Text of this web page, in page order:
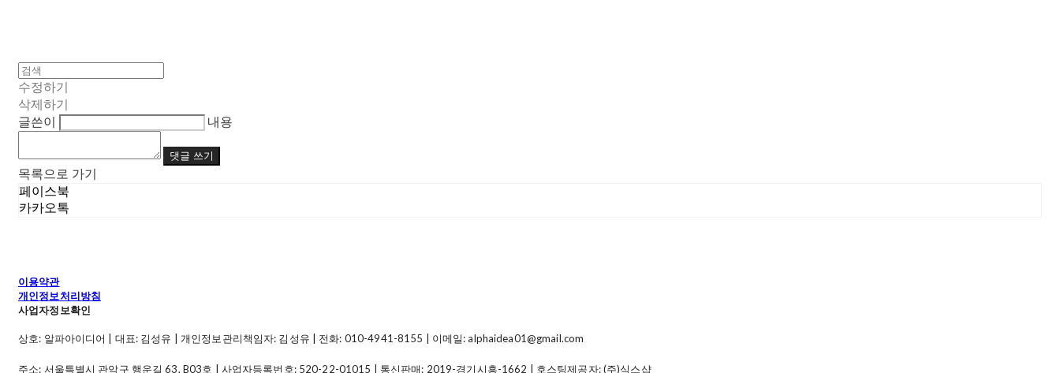
수정하기
삭제하기
글쓴이
내용
댓글 쓰기
목록으로 가기
페이스북
카카오톡
이용약관
개인정보처리방침
사업자정보확인
상호: 알파아이디어 | 대표: 김성유 | 개인정보관리책임자: 김성유 | 전화: 010-4941-8155 | 이메일: alphaidea01@gmail.com
주소: 서울특별시 관악구 행운길 63, B03호 | 사업자등록번호: 520-22-01015 | 통신판매: 2019-경기시흥-1662 | 호스팅제공자: (주)식스샵